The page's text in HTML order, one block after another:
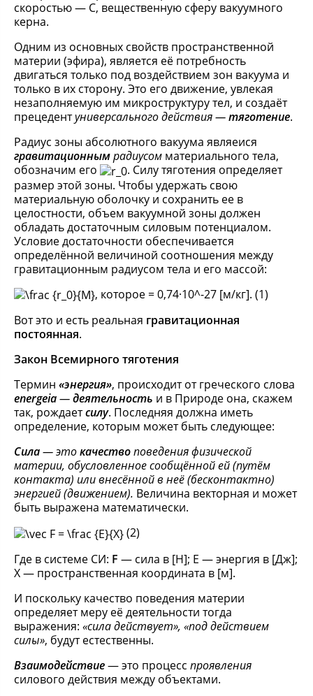
скоростью — С, вещественную сферу вакуумного
керна.
Одним из основных свойств пространственной
материи (эфира), является её потребность
двигаться только под воздействием зон вакуума и
только в их сторону. Это его движение, увлекая
незаполняемую им микроструктуру тел, и создаёт
прецедентуниверсальногодействия —тяготение.
Радиус зоны абсолютного вакуума являеися
гравитационнымрадиусом материального тела,
обозначим его
. Силу тяготения определяет
размер этой зоны. Чтобы удержать свою
материальную оболочку и сохранить ее в
целостности, объем вакуумной зоны должен
обладать достаточным силовым потенциалом.
Условие достаточности обеспечивается
определённой величиной соотношения между
гравитационным радиусом тела и его массой:
, которое = 0,74·10^-27 [м/кг]. (1)
Вот это и есть реальная гравитационная
постоянная.
Закон Всемирного тяготения
Термин «энергия», происходит от греческого слова
energeia—деятельность и в Природе она, скажем
так, рождаетсилу. Последняя должна иметь
определение, которым может быть следующее:
Сила— этокачествоповедения физической
материи, обусловленное сообщённой ей (путём
контакта) или внесённой в неё (бесконтактно)
энергией (движением). Величина векторная и может
быть выражена математически.
(2)
Где в системе СИ: F — сила в [Н]; E — энергия в [Дж];
Х — пространственная координата в [м].
И поскольку качество поведения материи
определяет меру её деятельности тогда
выражения: «сила действует», «под действием
силы», будут естественны.
Взаимодействие— это процесс проявления
силового действия между объектами.